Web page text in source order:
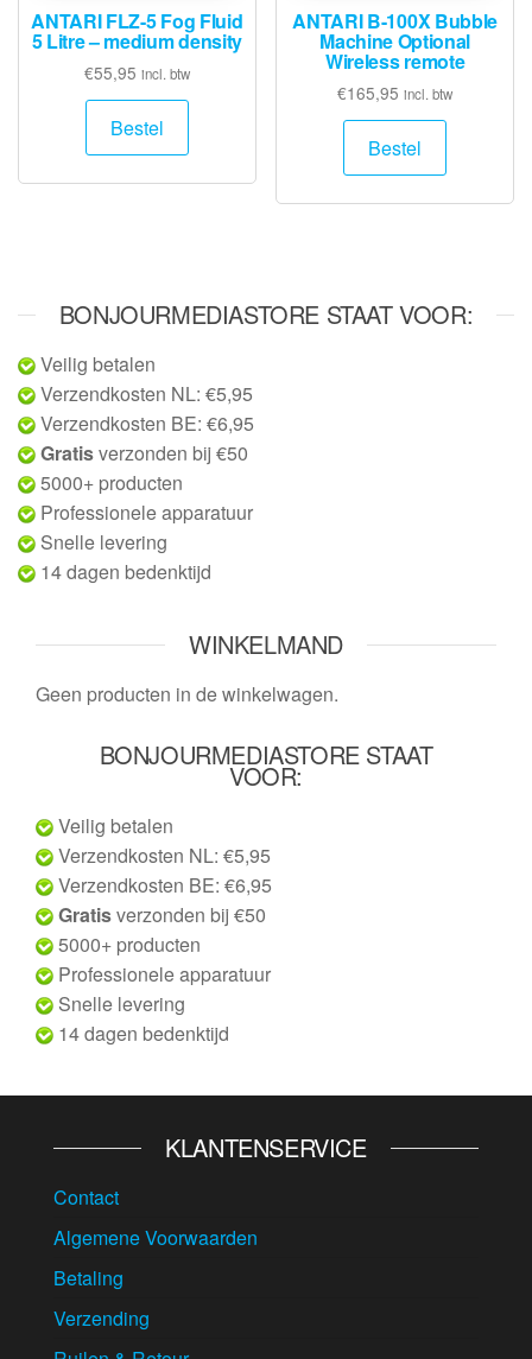
ANTARI FLZ-5 Fog Fluid
5 Litre – medium density
€55,95 incl. btw
Bestel
ANTARI B-100X Bubble
Machine Optional
Wireless remote
€165,95 incl. btw
Bestel
BONJOURMEDIASTORE STAAT VOOR:
Veilig betalen
Verzendkosten NL: €5,95
Verzendkosten BE: €6,95
Gratisverzonden bij €50
5000+ producten
Professionele apparatuur
Snelle levering
14 dagen bedenktijd
WINKELMAND
Geen producten in de winkelwagen.
BONJOURMEDIASTORE STAAT
VOOR:
Veilig betalen
Verzendkosten NL: €5,95
Verzendkosten BE: €6,95
Gratisverzonden bij €50
5000+ producten
Professionele apparatuur
Snelle levering
14 dagen bedenktijd
KLANTENSERVICE
Contact
Algemene Voorwaarden
Betaling
Verzending